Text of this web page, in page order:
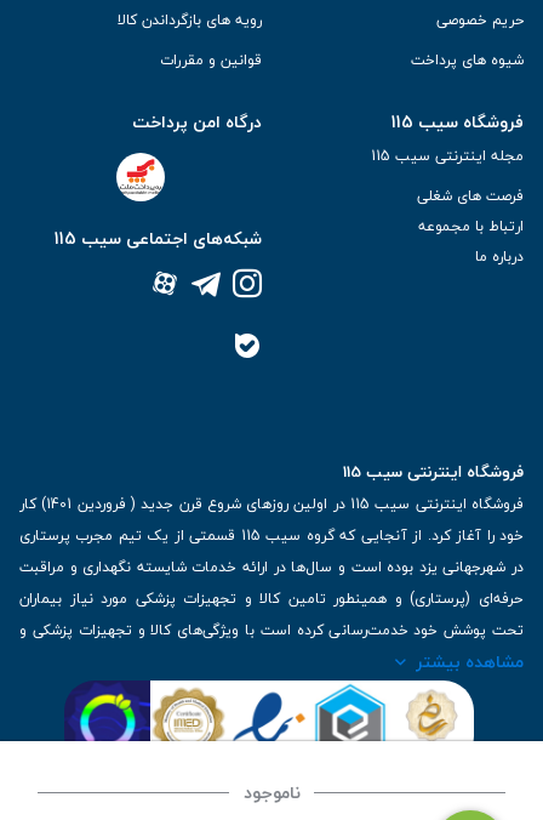
ناموجود
حریم خصوصی
شیوه های پرداخت
رویه های بازگرداندن کالا
قوانین و مقررات
فروشگاه سیب 115
مجله اینترنتی سیب 115
فرصت های شغلی
ارتباط با مجموعه
درباره ما
درگاه امن پرداخت
شبکه‌های اجتماعی سیب 115
فروشگاه اینترنتی سیب 115
فروشگاه اینترنتی سیب 115 در اولین روزهای شروع قرن جدید ( فروردین 1401) کار
خود را آغاز کرد. از آنجایی که گروه سیب 115 قسمتی از یک تیم مجرب پرستاری
در شهرجهانی یزد بوده است و سال‌ها در ارائه خدمات شایسته نگهداری و مراقبت
حرفه‌ای (پرستاری) و همینطور تامین کالا و تجهیزات پزشکی مورد نیاز بیماران
تحت پوشش خود خدمت‌رسانی کرده است با ویژگی‌های کالا و تجهیزات پزشکی و
برترین برندهای موجود در بازار اطلاعات بسیار ارزشمندی را دارا می‌باشد
| تلفن تماس : 36333383-035 | ایمیل: Info@Sib115.com
مشاهده بیشتر